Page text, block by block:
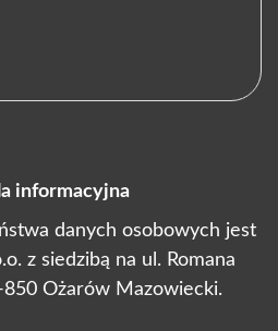
informacyjna
danych osobowych jest
z siedzibą na ul. Romana
Ożarów Mazowiecki.